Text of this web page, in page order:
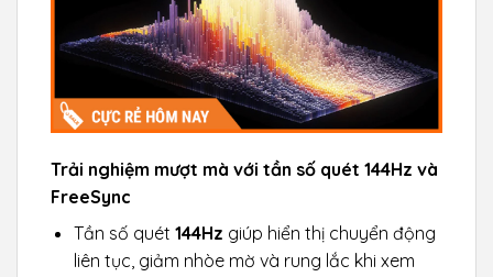
Trải nghiệm mượt mà với tần số quét 144Hz và
FreeSync
Tần số quét 144Hz giúp hiển thị chuyển động
liên tục, giảm nhòe mờ và rung lắc khi xem